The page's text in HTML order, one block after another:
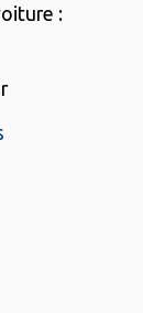
: